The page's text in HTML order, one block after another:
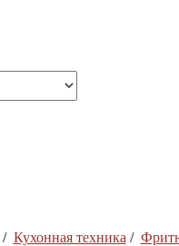
Кухонная техника /